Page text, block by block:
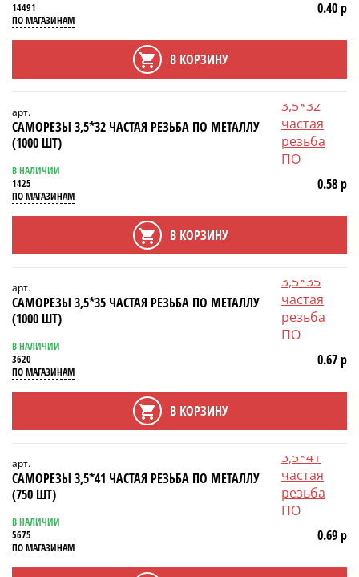
14491
ПО МАГАЗИНАМ
0.40 р
В КОРЗИНУ
арт.
САМОРЕЗЫ 3,5*32 ЧАСТАЯ РЕЗЬБА ПО МЕТАЛЛУ
(1000 ШТ)
В НАЛИЧИИ
1425
ПО МАГАЗИНАМ
0.58 р
В КОРЗИНУ
арт.
САМОРЕЗЫ 3,5*35 ЧАСТАЯ РЕЗЬБА ПО МЕТАЛЛУ
(1000 ШТ)
В НАЛИЧИИ
3620
ПО МАГАЗИНАМ
0.67 р
В КОРЗИНУ
арт.
САМОРЕЗЫ 3,5*41 ЧАСТАЯ РЕЗЬБА ПО МЕТАЛЛУ
(750 ШТ)
В НАЛИЧИИ
5675
ПО МАГАЗИНАМ
0.69 р